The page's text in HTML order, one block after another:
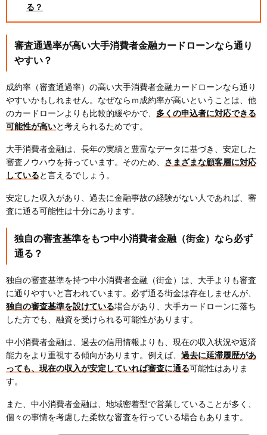
る？
審査通過率が高い大手消費者金融カードローンなら通り
やすい？
成約率（審査通過率）の高い大手消費者金融カードローンなら通り
やすいかもしれません。なぜならｍ成約率が高いということは、他
のカードローンよりも比較的緩やかで、 多くの申込者に対応できる
可能性が高いと考えられるためです。
大手消費者金融は、長年の実績と豊富なデータに基づき、安定した
審査ノウハウを持っています。そのため、 さまざまな顧客層に対応
している と言えるでしょう。
安定した収入があり、過去に金融事故の経験がない人であれば、審
査に通る可能性は十分にあります。
独自の審査基準をもつ中小消費者金融（街金）なら必ず
通る？
独自の審査基準を持つ中小消費者金融（街金）は、大手よりも審査
に通りやすいと言われています。必ず通る街金は存在しませんが、
独自の審査基準を設けている場合があり、大手カードローンに落ち
した方でも、融資を受けられる可能性があります。
中小消費者金融は、過去の信用情報よりも、現在の収入状況や返済
能力をより重視する傾向があります。例えば、 過去に延滞履歴があ
っても、現在の収入が安定していれば審査に通る可能性はありま
す。
また、中小消費者金融は、地域密着型で営業していることが多く、
個々の事情を考慮した柔軟な審査を行っている場合もあります。